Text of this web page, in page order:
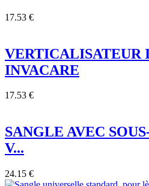
17.53 €
VERTICALISATEUR
INVACARE
17.53 €
SANGLE AVEC
V...
24.15 €